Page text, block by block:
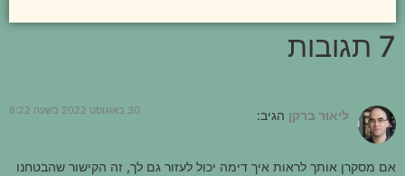
7 תגובות
ליאור ברקן הגיב: 30 באוגוסט 2022 בשעה 8:22
אם מסקרן אותך לראות איך דימה יכול לעזור גם לך, זה הקישור שהבטחנו